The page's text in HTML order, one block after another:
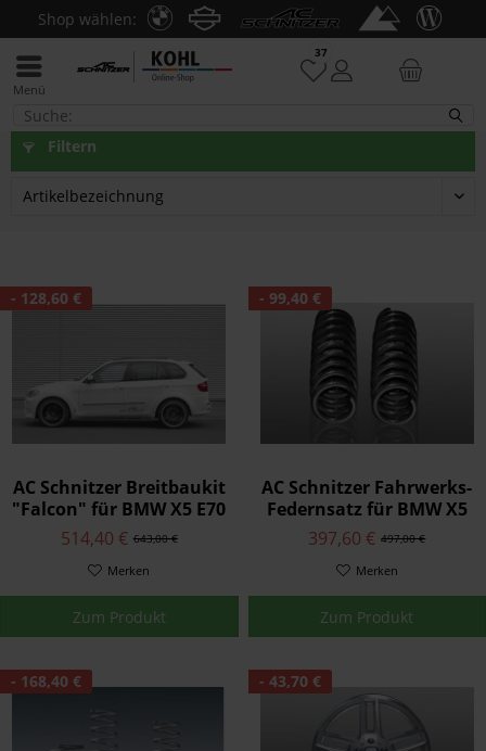
Shop wählen:
37
Menü
E70
Filtern
- 128,60 €
AC Schnitzer Breitbaukit
"Falcon" für BMW X5 E70
bis 02/10643,00 €
514,40 €
Merken
Zum Produkt
- 99,40 €
AC Schnitzer Fahrwerks-
Federnsatz für BMW X5
E70 mit Niveauregelung
497,00 €
397,60 €
Merken
Zum Produkt
- 168,40 € - 43,70 €